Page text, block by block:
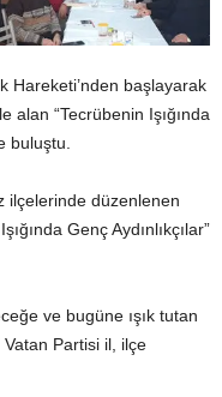
Hareketi’nden başlayarak
alan “Tecrübenin Işığında
buluştu.
ilçelerinde düzenlenen
Genç Aydınlıkçılar”
ve bugüne ışık tutan
Vatan Partisi il, ilçe